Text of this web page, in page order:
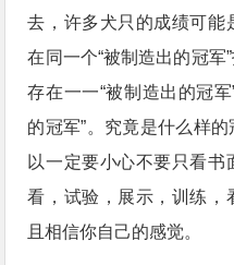
去，许多犬只的成绩可能
在同一个“被制造出的冠军
存在一一“被制造出的冠军
的冠军”。究竟是什么样
以一定要小心不要只看
看，试验，展示，训练，
且相信你自己的感觉。